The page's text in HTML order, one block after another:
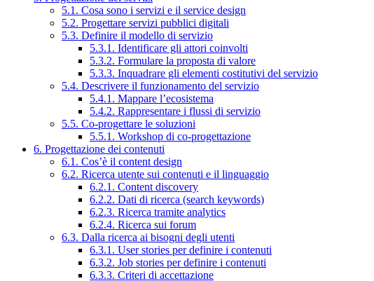
5.1. Cosa sono i servizi e il service design
5.2. Progettare servizi pubblici digitali
5.3. Definire il modello di servizio
5.3.1. Identificare gli attori coinvolti
5.3.2. Formulare la proposta di valore
5.3.3. Inquadrare gli elementi costitutivi del servizio
5.4. Descrivere il funzionamento del servizio
5.4.1. Mappare l’ecosistema
5.4.2. Rappresentare i flussi di servizio
5.5. Co-progettare le soluzioni
5.5.1. Workshop di co-progettazione
6. Progettazione dei contenuti
6.1. Cos’è il content design
6.2. Ricerca utente sui contenuti e il linguaggio
6.2.1. Content discovery
6.2.2. Dati di ricerca (search keywords)
6.2.3. Ricerca tramite analytics
6.2.4. Ricerca sui forum
6.3. Dalla ricerca ai bisogni degli utenti
6.3.1. User stories per definire i contenuti
6.3.2. Job stories per definire i contenuti
6.3.3. Criteri di accettazione